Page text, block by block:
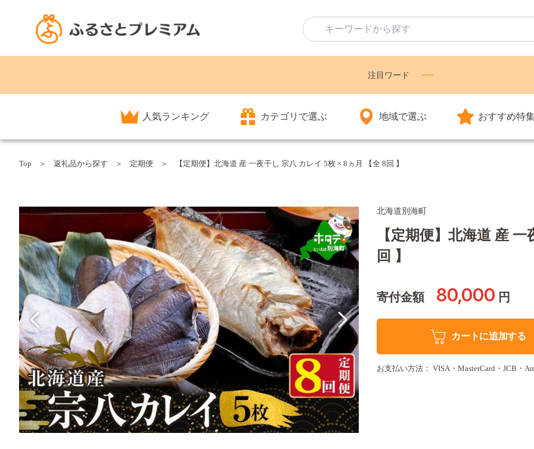
注目ワード
人気ランキング カテゴリで選ぶ 地域で選ぶ おすすめ特
Top 返礼品から探す 定期便 【定期便】北海道 産 一夜干し 宗八 カレイ 5枚 × 8ヵ月 【全 8回 】
北海道別海町
【定期便】北海道 産
回 】
寄付金額 80,000 円
カートに追加する
お支払い方法： VISA・MasterCard・JCB・